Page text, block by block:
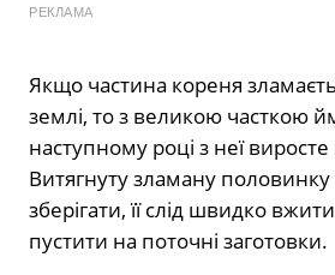
РЕКЛАМА
Якщо частина кореня
землі, то з великою часткою
наступному році з неї
Витягнуту зламану
зберігати, її слід швидко
пустити на поточні заготовки.